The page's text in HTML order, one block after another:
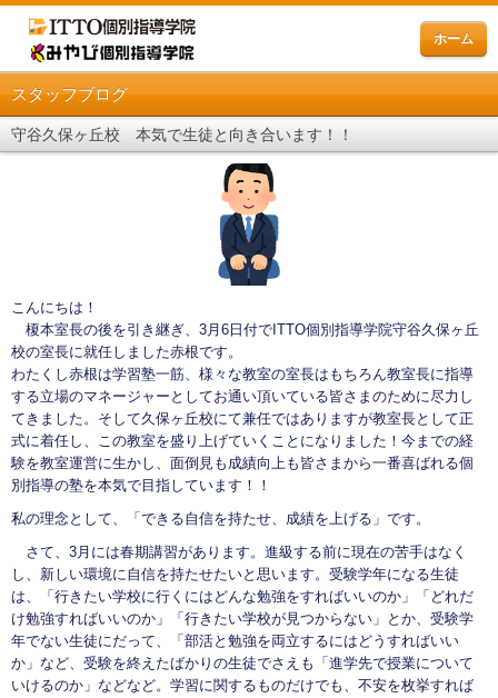
ホーム
スタッフブログ
守谷久保ヶ丘校 本気で生徒と向き合います！！
こんにちは！
榎本室長の後を引き継ぎ、3月6日付でITTO個別指導学院守谷久保ヶ丘
校の室長に就任しました赤根です。
わたくし赤根は学習塾一筋、様々な教室の室長はもちろん教室長に指導
する立場のマネージャーとしてお通い頂いている皆さまのために尽力し
てきました。そして久保ヶ丘校にて兼任ではありますが教室長として正
式に着任し、この教室を盛り上げていくことになりました！今までの経
験を教室運営に生かし、面倒見も成績向上も皆さまから一番喜ばれる個
別指導の塾を本気で目指しています！！
私の理念として、「できる自信を持たせ、成績を上げる」です。
さて、3月には春期講習があります。進級する前に現在の苦手はなく
し、新しい環境に自信を持たせたいと思います。受験学年になる生徒
は、「行きたい学校に行くにはどんな勉強をすればいいのか」「どれだ
け勉強すればいいのか」「行きたい学校が見つからない」とか、受験学
年でない生徒にだって、「部活と勉強を両立するにはどうすればいい
か」など、受験を終えたばかりの生徒でさえも「進学先で授業について
いけるのか」などなど。学習に関するものだけでも、不安を枚挙すれば